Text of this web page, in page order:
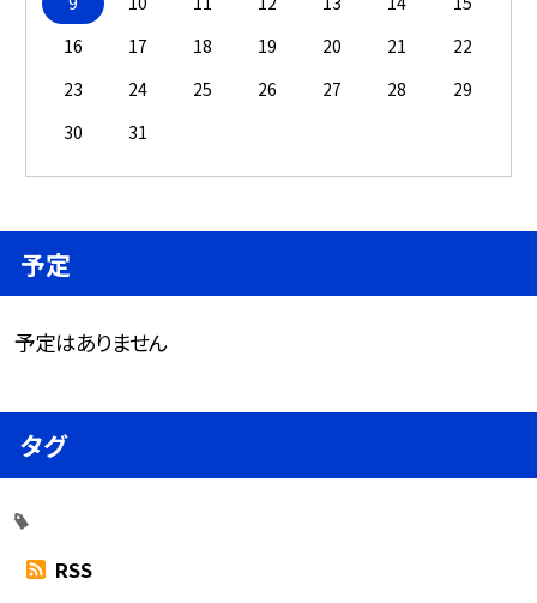
16
17 18 19 20 21
22
23
24 25 26 27 28
29
30
31
予定
予定はありません
タグ
RSS